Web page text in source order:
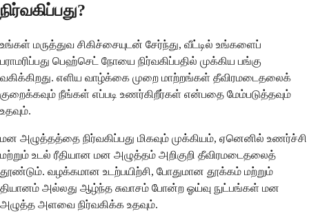
நிர்வகிப்பது?
உங்கள் மருத்துவ சிகிச்சையுடன் சேர்ந்து, வீட்டில் உங்களைப்
பராமரிப்பது பெஹ்செட் நோயை நிர்வகிப்பதில் முக்கிய பங்கு
வகிக்கிறது. எளிய வாழ்க்கை முறை மாற்றங்கள் தீவிரமடைதலைக்
குறைக்கவும் நீங்கள் எப்படி உணர்கிறீர்கள் என்பதை மேம்படுத்தவும்
உதவும்.
மன அழுத்தத்தை நிர்வகிப்பது மிகவும் முக்கியம், ஏனெனில் உணர்ச்சி
மற்றும் உடல் ரீதியான மன அழுத்தம் அறிகுறி தீவிரமடைதலைத்
தூண்டும். வழக்கமான உடற்பயிற்சி, போதுமான தூக்கம் மற்றும்
தியானம் அல்லது ஆழ்ந்த சுவாசம் போன்ற ஓய்வு நுட்பங்கள் மன
அழுத்த அளவை நிர்வகிக்க உதவும்.